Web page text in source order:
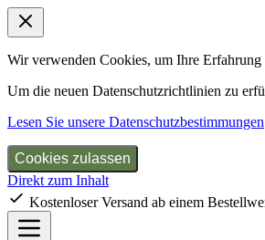
Wir verwenden Cookies, um Ihre Erfahrung
Um die neuen Datenschutzrichtlinien zu
Lesen Sie unsere Datenschutzbestimmungen
Cookies zulassen
Direkt zum Inhalt
Kostenloser Versand ab einem